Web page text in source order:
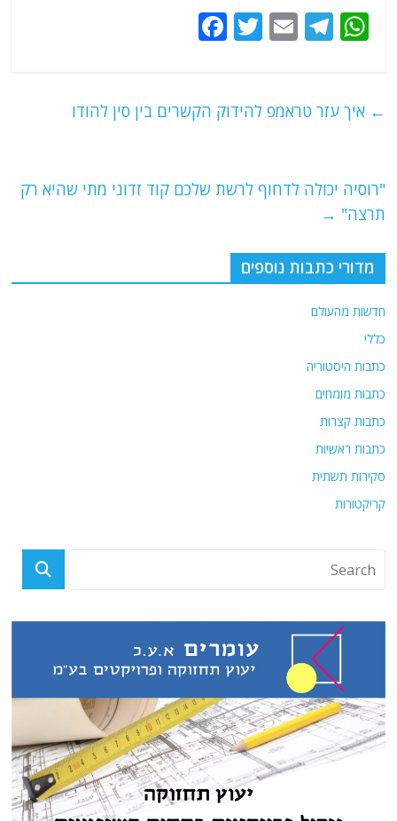
W
s
p
T
g
E
l
T
er
e
o
← איך עזר טראמפ להידוק הקשרים בין סין להודו
"רוסיה יכולה לדחוף לרשת שלכם קוד זדוני מתי שהיא רק
תרצה" →
מדורי כתבות נוספים
חדשות מהעולם
כללי
כתבות היסטוריה
כתבות מומחים
כתבות קצרות
כתבות ראשיות
סקירות תשתית
קריקטורות